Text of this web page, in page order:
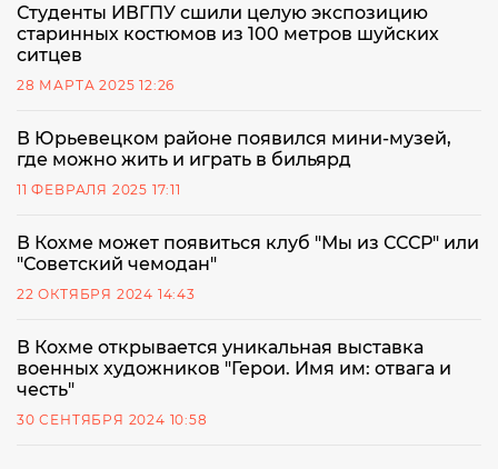
Студенты ИВГПУ сшили целую экспозицию
старинных костюмов из 100 метров шуйских
ситцев
28 МАРТА 2025 12:26
В Юрьевецком районе появился мини-музей,
где можно жить и играть в бильярд
11 ФЕВРАЛЯ 2025 17:11
В Кохме может появиться клуб "Мы из СССР" или
"Советский чемодан"
22 ОКТЯБРЯ 2024 14:43
В Кохме открывается уникальная выставка
военных художников "Герои. Имя им: отвага и
честь"
30 СЕНТЯБРЯ 2024 10:58